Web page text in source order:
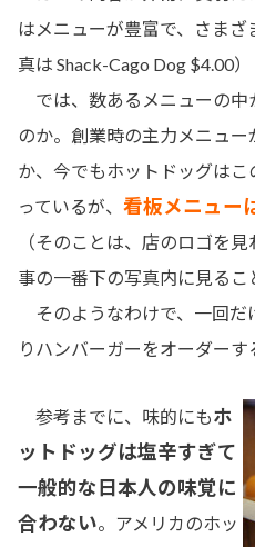
はメニューが豊富で、さま
真は Shack-Cago Dog $4.00）
では、数あるメニューの中
のか。創業時の主力メニュー
か、今でもホットドッグは
っているが、 看板メニュー
（そのことは、店のロゴを
事の一番下の写真内に見るこ
そのようなわけで、一回だ
りハンバーガーをオーダーす
参考までに、味的にもホ
ットドッグは塩辛すぎて
一般的な日本人の味覚に
合わない。アメリカのホッ